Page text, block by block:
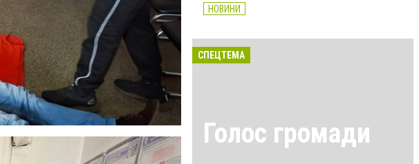
НОВИНИ
СПЕЦТЕМА
Голос громади